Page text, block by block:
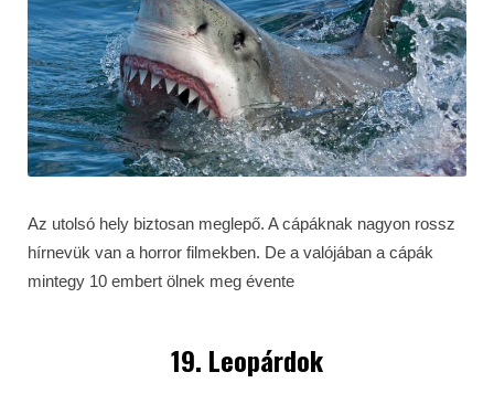
Az utolsó hely biztosan meglepő. A cápáknak nagyon rossz
hírnevük van a horror filmekben. De a valójában a cápák
mintegy 10 embert ölnek meg évente
19. Leopárdok